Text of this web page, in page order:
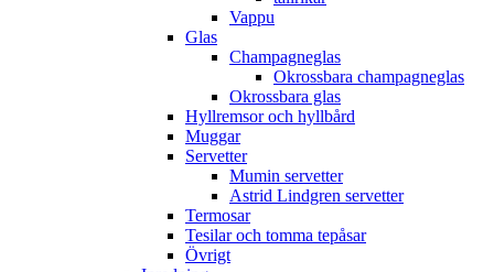
Vappu
Glas
Champagneglas
Okrossbara champagneglas
Okrossbara glas
Hyllremsor och hyllbård
Muggar
Servetter
Mumin servetter
Astrid Lindgren servetter
Termosar
Tesilar och tomma tepåsar
Övrigt